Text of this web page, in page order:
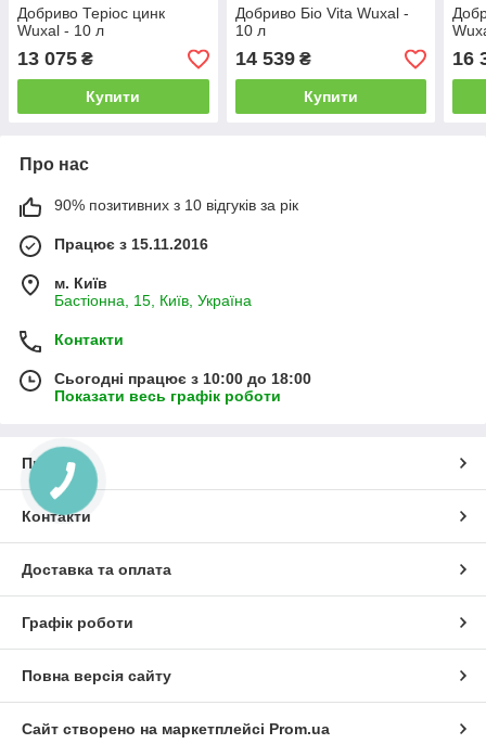
Добриво Теріос цинк
Wuxal - 10 л
13 075 ₴
Купити
Добриво Біо Vita Wuxal -
10 л
14 539₴
Купити
16
Про нас
90% позитивних з 10 відгуків за рік
Працює з 15.11.2016
м. Київ
Бастіонна, 15, Київ, Україна
Контакти
Сьогодні працює з 10:00 до 18:00
Показати весь графік роботи
Про нас
Контакти
Доставка та оплата
Графік роботи
Повна версія сайту
Сайт створено на маркетплейсі Prom.ua